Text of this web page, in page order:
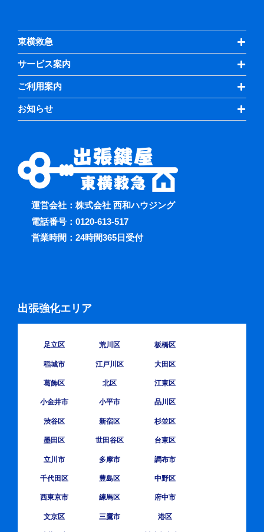
東横救急
サービス案内
ご利用案内
お知らせ
運営会社：株式会社 西和ハウジング
電話番号： 0120-613-517
営業時間：24時間365日受付
出張強化エリア
足立区 荒川区 板橋区
稲城市 江戸川区 大田区
葛飾区 北区 江東区
小金井市 小平市 品川区
渋谷区 新宿区 杉並区
墨田区 世田谷区 台東区
立川市 多摩市 調布市
千代田区 豊島区 中野区
西東京市 練馬区 府中市
文京区 三鷹市 港区